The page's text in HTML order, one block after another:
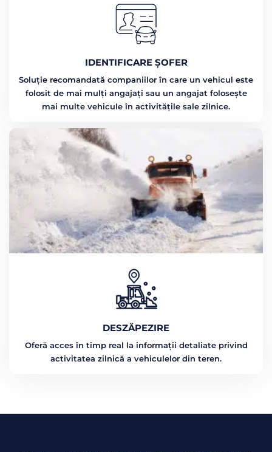
IDENTIFICARE ȘOFER
Soluție recomandată companiilor în care un vehicul este
folosit de mai mulți angajați sau un angajat folosește
mai multe vehicule în activitățile sale zilnice.
DESZĂPEZIRE
Oferă acces în timp real la informații detaliate privind
activitatea zilnică a vehiculelor din teren.